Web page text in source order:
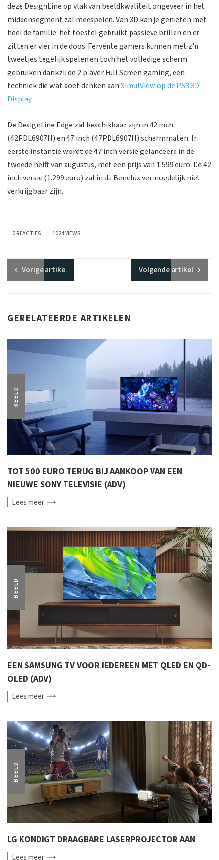
deze DesignLine op vlak van beeldkwaliteit ongeveer in het
middensegment zal meespelen. Van 3D kan je genieten met
heel de familie: het toestel gebruikt passieve brillen en er
zitten er vier in de doos. Fervente gamers kunnen met z'n
tweetjes tegelijk spelen en toch het volledige scherm
gebruiken dankzij de 2 player Full Screen gaming, een
techniek die wat doet denken aanSimulView op de PS3 3D
Display.
De DesignLine Edge zal beschikbaar zijn in 42 inch
(42PDL6907H) en 47 inch (47PDL6907H) schermmaten. In
eerste instantie wordt de 47 inch versie gelanceerd in de
tweede helft van augustus, met een prijs van 1.599 euro. De 42
inch versie (1.299 euro) zal in de Benelux vermoedelijk niet
verkrijgbaar zijn.
0 REACTIES 1024 VIEWS
Vorigeartikel Volgendeartikel
GERELATEERDE ARTIKELEN
BEELD
TOT 500 EURO TERUG BIJ AANKOOP VAN EEN
NIEUWE SONY TELEVISIE (ADV)
Leesmeer
BEELD
EEN SAMSUNG TV VOOR IEDEREEN MET QLED EN QD-
OLED (ADV)
Leesmeer
BEELD
LG KONDIGT DRAAGBARE LASERPROJECTOR AAN
Leesmeer